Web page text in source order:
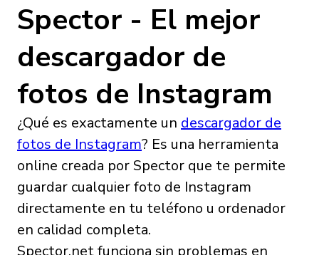
Spector - El mejor
descargador de
fotos de Instagram
¿Qué es exactamente un descargador de
fotos de Instagram? Es una herramienta
online creada por Spector que te permite
guardar cualquier foto de Instagram
directamente en tu teléfono u ordenador
en calidad completa.
Spector.net funciona sin problemas en